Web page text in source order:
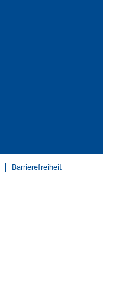
Barrierefreiheit